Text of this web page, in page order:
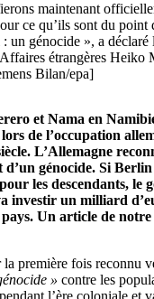
maintenant
ce qu’ils sont du point
: un génocide », a déclaré
étrangères Heiko
Bilan/epa]
et Nama en
de l’occupation
L’Allemagne
d’un génocide. Si
les descendants, le
investir un milliard
Un article de
première fois reconnu
» contre les